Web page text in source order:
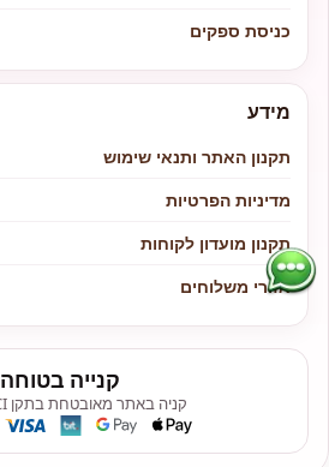
כניסת ספקים
מידע
תקנון האתר ותנאי שימוש
מדיניות הפרטיות
תקנון מועדון לקוחות
אזורי משלוחים
קנייה בטוחה
קניה באתר מאובטחת בתקן PCI העולמי